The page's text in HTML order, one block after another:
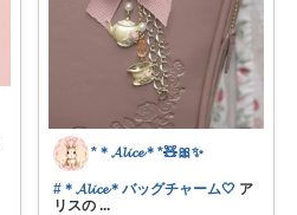
*＊𝓐𝓵𝓲𝓬𝓮＊*🧸🎀✨
#＊𝓐𝓵𝓲𝓬𝓮＊バッグチャーム🤍 ア
リスの ...